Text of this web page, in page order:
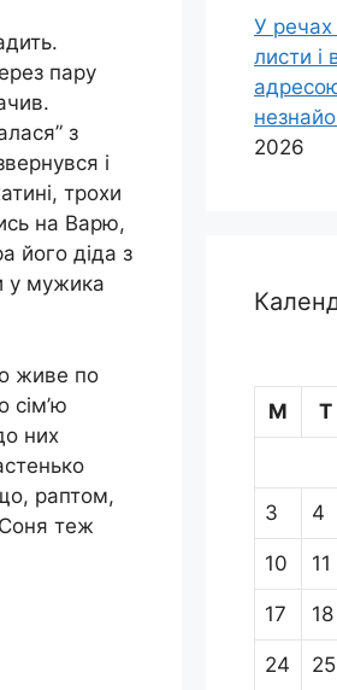
пару
з
і
трохи
на Варю,
його діда з
у мужика
живе по
сім’ю
них
раптом,
Соня теж
У
листи і
2026
M
T
3 4
10 11
17 18
24 25